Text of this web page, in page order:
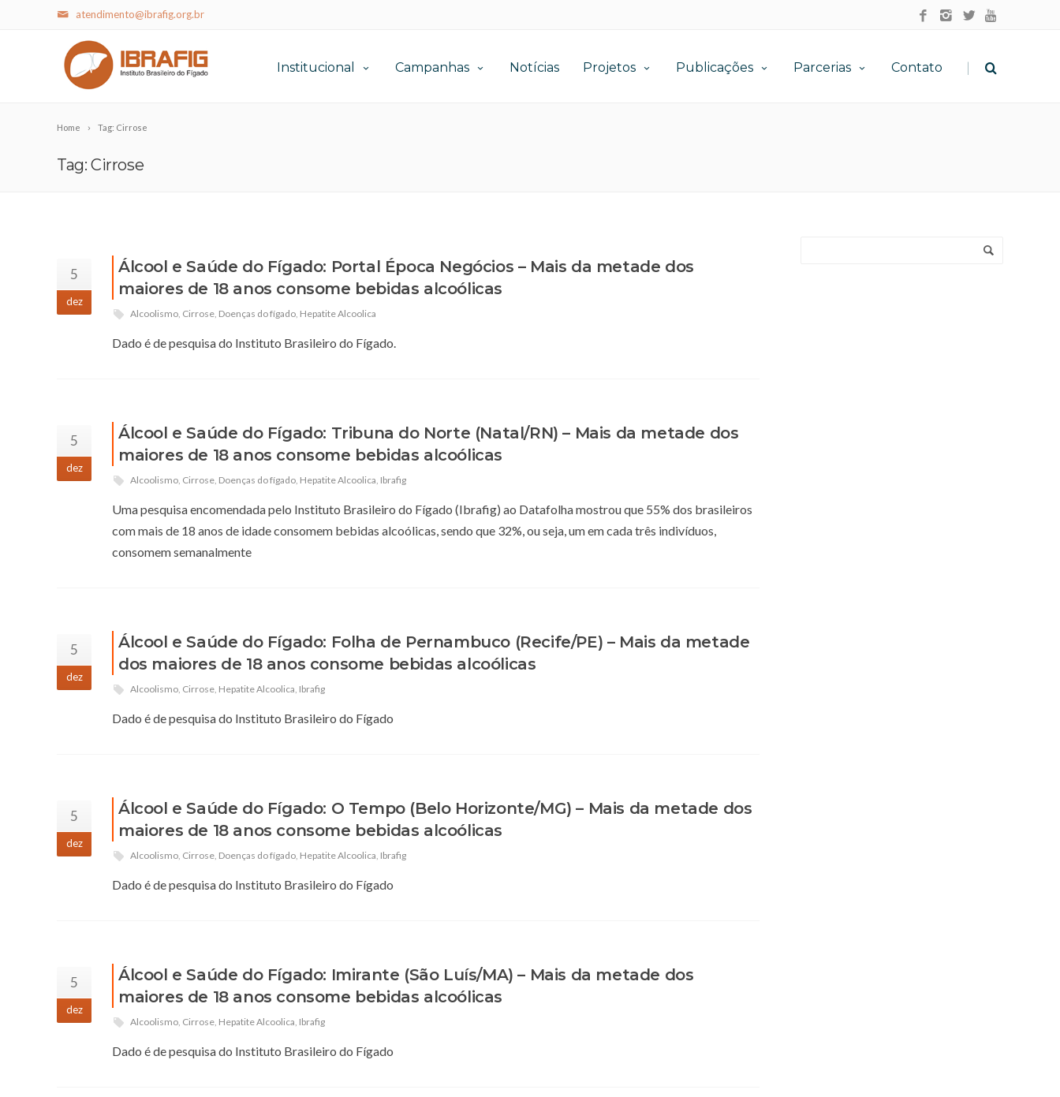
atendimento@ibrafig.org.br
Institucional Campanhas Notícias Projetos Publicações Parcerias Contato |
Home Tag: Cirrose
Tag: Cirrose
5
dez
Álcool e Saúde do Fígado: Portal Época Negócios – Mais da metade dos
maiores de 18 anos consome bebidas alcoólicas
Alcoolismo, Cirrose, Doenças do fígado, Hepatite Alcoolica
Dado é de pesquisa do Instituto Brasileiro do Fígado.
5
dez
Álcool e Saúde do Fígado: Tribuna do Norte (Natal/RN) – Mais da metade dos
maiores de 18 anos consome bebidas alcoólicas
Alcoolismo, Cirrose, Doenças do fígado, Hepatite Alcoolica, Ibrafig
Uma pesquisa encomendada pelo Instituto Brasileiro do Fígado (Ibrafig) ao Datafolha mostrou que 55% dos brasileiros
com mais de 18 anos de idade consomem bebidas alcoólicas, sendo que 32%, ou seja, um em cada três indivíduos,
consomem semanalmente
5
dez
Álcool e Saúde do Fígado: Folha de Pernambuco (Recife/PE) – Mais da metade
dos maiores de 18 anos consome bebidas alcoólicas
Alcoolismo, Cirrose, Hepatite Alcoolica, Ibrafig
Dado é de pesquisa do Instituto Brasileiro do Fígado
5
dez
Álcool e Saúde do Fígado: O Tempo (Belo Horizonte/MG) – Mais da metade dos
maiores de 18 anos consome bebidas alcoólicas
Alcoolismo, Cirrose, Doenças do fígado, Hepatite Alcoolica, Ibrafig
Dado é de pesquisa do Instituto Brasileiro do Fígado
5
dez
Álcool e Saúde do Fígado: Imirante (São Luís/MA) – Mais da metade dos
maiores de 18 anos consome bebidas alcoólicas
Alcoolismo, Cirrose, Hepatite Alcoolica, Ibrafig
Dado é de pesquisa do Instituto Brasileiro do Fígado